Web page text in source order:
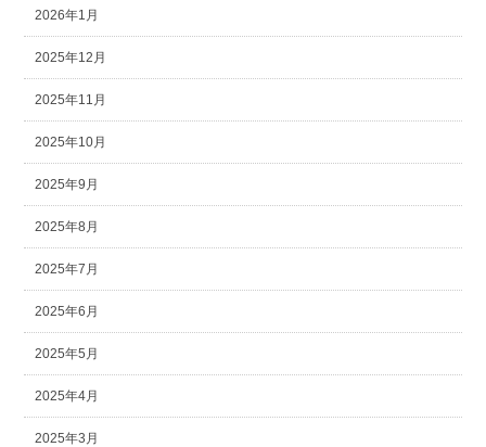
2026年1月
2025年12月
2025年11月
2025年10月
2025年9月
2025年8月
2025年7月
2025年6月
2025年5月
2025年4月
2025年3月